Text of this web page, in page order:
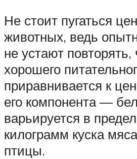
Не стоит пугаться
животных, ведь
не устают повторять,
хорошего
приравнивается к
его компонента —
варьируется в
килограмм куска
птицы.